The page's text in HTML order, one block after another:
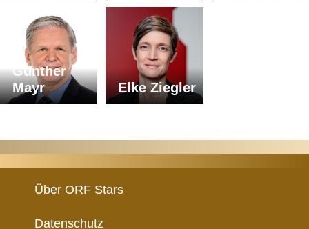
Günther
Mayr
Elke Ziegler
Über ORF Stars
Datenschutz